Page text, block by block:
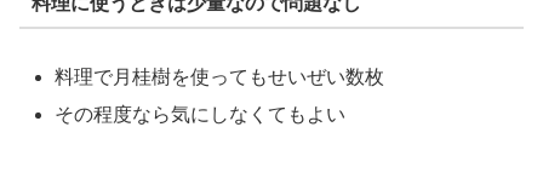
料理で月桂樹を使ってもせいぜい数枚
その程度なら気にしなくてもよい